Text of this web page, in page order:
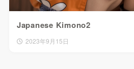
Japanese Kimono2
2023年9月15日